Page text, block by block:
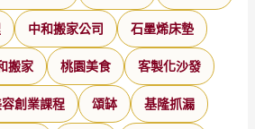
中和搬家公司 石墨烯床墊
搬家 桃園美食 客製化沙發
創業課程 頌缽 基隆抓漏